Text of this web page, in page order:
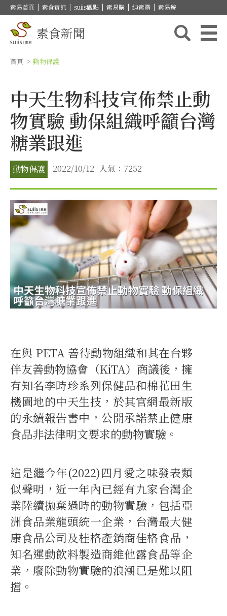
素易首頁 | 素食資訊 | suiis觀點 | 素易購 | 純素購 | 素易遊
素食新聞
首頁 > 動物保護
中天生物科技宣佈禁止動
物實驗 動保組織呼籲台灣
糖業跟進
動物保護 2022/10/12 人氣：7252
在與 PETA 善待動物組織和其在台夥
伴友善動物協會（KiTA）商議後，擁
有知名李時珍系列保健品和棉花田生
機園地的中天生技，於其官網最新版
的永續報告書中，公開承諾禁止健康
食品非法律明文要求的動物實驗。
這是繼今年(2022)四月愛之味發表類
似聲明，近一年內已經有九家台灣企
業陸續拋棄過時的動物實驗，包括亞
洲食品業龍頭統一企業，台灣最大健
康食品公司及桂格產銷商佳格食品，
知名運動飲料製造商維他露食品等企
業，廢除動物實驗的浪潮已是難以阻
擋。